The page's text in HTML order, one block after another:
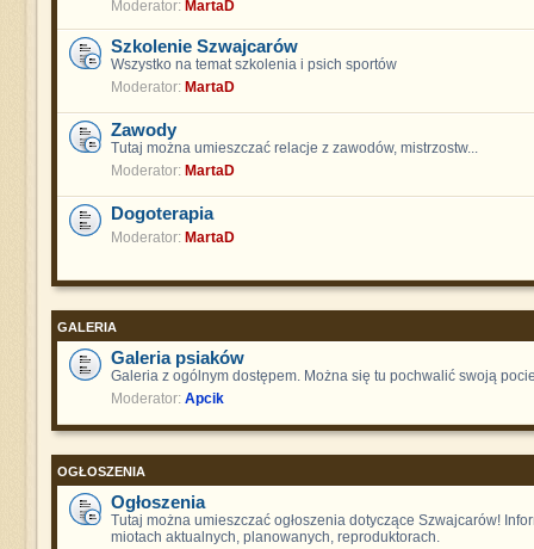
Moderator: MartaD
Szkolenie Szwajcarów
Wszystko na temat szkolenia i psich sportów
Moderator: MartaD
Zawody
Tutaj można umieszczać relacje z zawodów, mistrzostw...
Moderator: MartaD
Dogoterapia
Moderator: MartaD
GALERIA
Galeria psiaków
Galeria z ogólnym dostępem. Można się tu pochwalić swoją
Moderator: Apcik
OGŁOSZENIA
Ogłoszenia
Tutaj można umieszczać ogłoszenia dotyczące Szwajcarów!
miotach aktualnych, planowanych, reproduktorach.